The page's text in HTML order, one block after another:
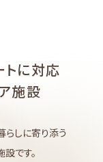
トに対応
施設
らしに寄り添う
です。